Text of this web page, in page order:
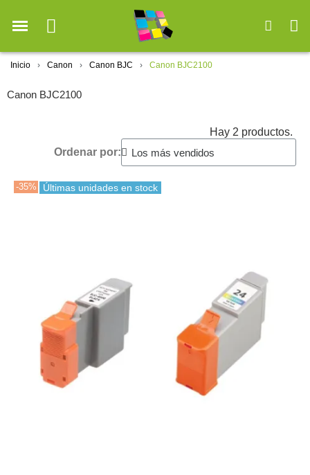
Inicio Canon Canon BJC Canon BJC2100
Canon BJC2100
Hay 2 productos.
Ordenar por:
-35% Últimas unidades en stock